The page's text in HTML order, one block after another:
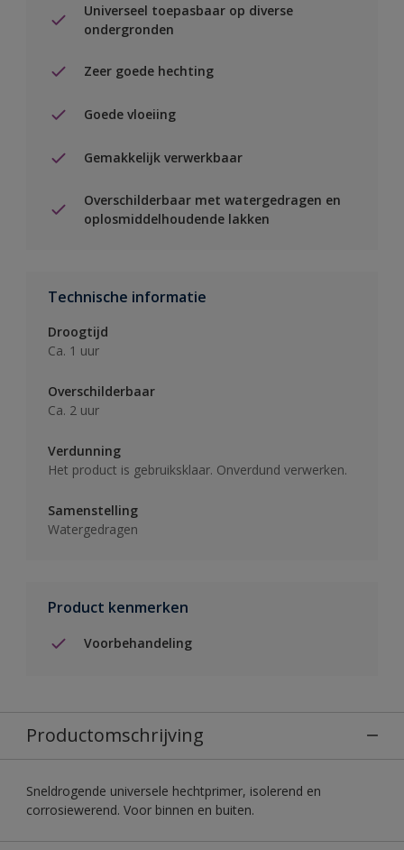
Universeel toepasbaar op diverse
ondergronden
Zeer goede hechting
Goede vloeiing
Gemakkelijk verwerkbaar
Overschilderbaar met watergedragen en
oplosmiddelhoudende lakken
Technische informatie
Droogtijd
Ca. 1 uur
Overschilderbaar
Ca. 2 uur
Verdunning
Het product is gebruiksklaar. Onverdund verwerken.
Samenstelling
Watergedragen
Product kenmerken
Voorbehandeling
Productomschrijving
Sneldrogende universele hechtprimer, isolerend en
corrosiewerend. Voor binnen en buiten.